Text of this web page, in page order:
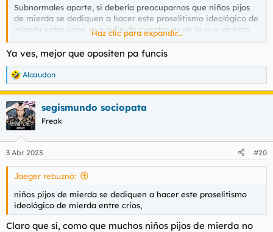
Subnormales aparte, si debería preocuparnos que niños pijos
de mierda se dediquen a hacer este proselitismo ideológico de
mierda entre crios, que a fin de cuentas es de lo que va esto.
Sobre todo porque puede crear una generación de gente muy
frustrada cuando se de cuenta de que va el capitalismo.
Haz clic para expandir...
Ya ves, mejor que opositen pa funcis
R
e
a
c
c
i
e
s
Alcaudon
segismundo sociopata
Freak
3 Abr 2023 #20
Jaeger rebuznó:
niños pijos de mierda se dediquen a hacer este proselitismo
ideológico de mierda entre crios,
Claro que sí, como que muchos niños pijos de mierda no